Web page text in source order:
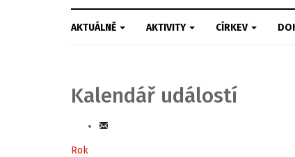
AKTUÁLNĚ AKTIVITY CÍRKEV
Kalendář událostí
Rok